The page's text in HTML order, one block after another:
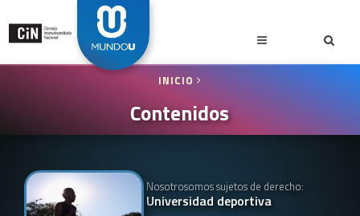
INICIO
Contenidos
Nosotrosomos sujetos de derecho:
Universidad deportiva